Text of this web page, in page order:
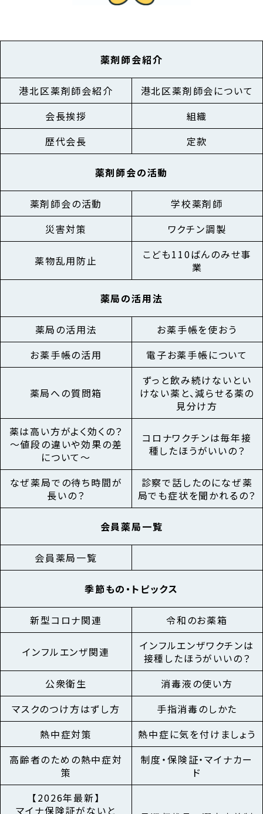
薬剤師会紹介
港北区薬剤師会紹介
港北区薬剤師会について
会長挨拶
組織
歴代会長
定款
薬剤師会の活動
薬剤師会の活動
学校薬剤師
災害対策
ワクチン調製
薬物乱用防止
こども110ばんのみせ事
業
薬局の活用法
薬局の活用法
お薬手帳を使おう
お薬手帳の活用
電子お薬手帳について
薬局への質問箱
ずっと飲み続けないとい
けない薬と、減らせる薬の
見分け方
薬は高い方がよく効くの？
～値段の違いや効果の差
について～
コロナワクチンは毎年接
種したほうがいいの？
なぜ薬局での待ち時間が
長いの？
診察で話したのになぜ薬
局でも症状を聞かれるの？
会員薬局一覧
会員薬局一覧
季節もの・ トピックス
新型コロナ関連 令和のお薬箱
インフルエンザ関連
インフルエンザワクチンは
接種したほうがいいの？
公衆衛生
消毒液の使い方
マスクのつけ方はずし方
手指消毒のしかた
熱中症対策
熱中症に気を付けましょう
高齢者のための熱中症対
策
制度・保険証・マイナカー
ド
【2026年最新】
マイナ保険証がないと